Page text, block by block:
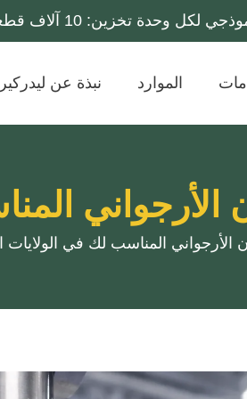
تخزين: 10 آلاف قطعة؛ أسعار متدرجة بدءًا من 50 ألف قطعة فأكثر.
الموارد نبذة عن ليدركير
الأرجواني
الأرجواني المناسب لك في الولايات